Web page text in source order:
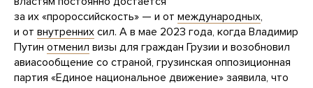
за их «пророссийскость» — и от международных,
и от внутренних сил. А в мае 2023 года, когда Владимир
Путин отменил визы для граждан Грузии и возобновил
авиасообщение со страной, грузинская оппозиционная
партия «Единое национальное движение» заявила, что